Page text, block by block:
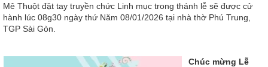
Mê Thuột đặt tay truyền chức Linh mục trong thánh lễ sẽ được cử
hành lúc 08g30 ngày thứ Năm 08/01/2026 tại nhà thờ Phú Trung,
TGP Sài Gòn.
Chúc mừng Lễ